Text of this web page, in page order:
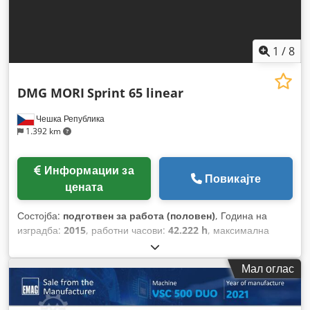
1 /8
Чешка Република
1.392 km
DMG MORI Sprint 65 linear
цената
Повикајте
Состојба: подготвен за работа (половен), Година на
изградба: 2015, работни часови: 42.222 h, максимална
5.000 обр/мин
(макс.):65 мм, вкупна ширина:1.990 мм, вкупна висина:
, растојание на движење на Х-оската:165 мм,
движење по оската Y: 80 мм , вкупна тежина:9.500 кг,
произведувач на контролери:FANUC, модел на контролер:
Мал оглас